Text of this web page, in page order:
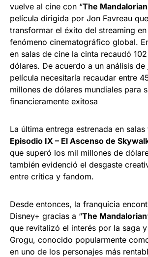
vuelve al cine con “The
película dirigida por Jon Favreau
transformar el éxito del streaming
fenómeno cinematográfico global.
en salas de cine la cinta recaudó
dólares. De acuerdo a un análisis de
película necesitaría recaudar entre
millones de dólares mundiales para
financieramente exitosa
La última entrega estrenada en salas
Episodio IX – El Ascenso de
que superó los mil millones de
también evidenció el desgaste
entre crítica y fandom.
Desde entonces, la franquicia
Disney+ gracias a “The
que revitalizó el interés por la saga
Grogu, conocido popularmente
en uno de los personajes más